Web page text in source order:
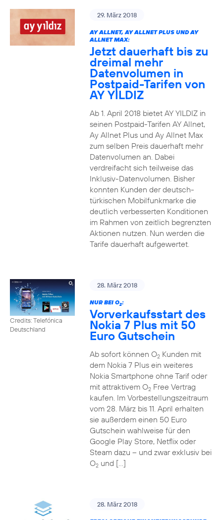
29. März 2018
AY ALLNET, AY ALLNET PLUS UND AY
ALLNET MAX:
Jetzt dauerhaft bis zu
dreimal mehr
Datenvolumen in
Postpaid-Tarifen von
AY YILDIZ
Ab 1. April 2018 bietet AY YILDIZ in
seinen Postpaid-Tarifen AY Allnet,
Ay Allnet Plus und Ay Allnet Max
zum selben Preis dauerhaft mehr
Datenvolumen an. Dabei
verdreifacht sich teilweise das
Inklusiv-Datenvolumen. Bisher
konnten Kunden der deutsch-
türkischen Mobilfunkmarke die
deutlich verbesserten Konditionen
im Rahmen von zeitlich begrenzten
Aktionen nutzen. Nun werden die
Tarife dauerhaft aufgewertet.
Credits: Telefónica
Deutschland
28. März 2018
NUR BEI O2:
Vorverkaufsstart des
Nokia 7 Plus mit 50
Euro Gutschein
Ab sofort können O2Kunden mit
dem Nokia 7 Plus ein weiteres
Nokia Smartphone ohne Tarif oder
mit attraktivem O2Free Vertrag
kaufen. Im Vorbestellungszeitraum
vom 28. März bis 11. April erhalten
sie außerdem einen 50 Euro
Gutschein wahlweise für den
Google Play Store, Netflix oder
Steam dazu – und zwar exklusiv bei
O2und […]
28. März 2018